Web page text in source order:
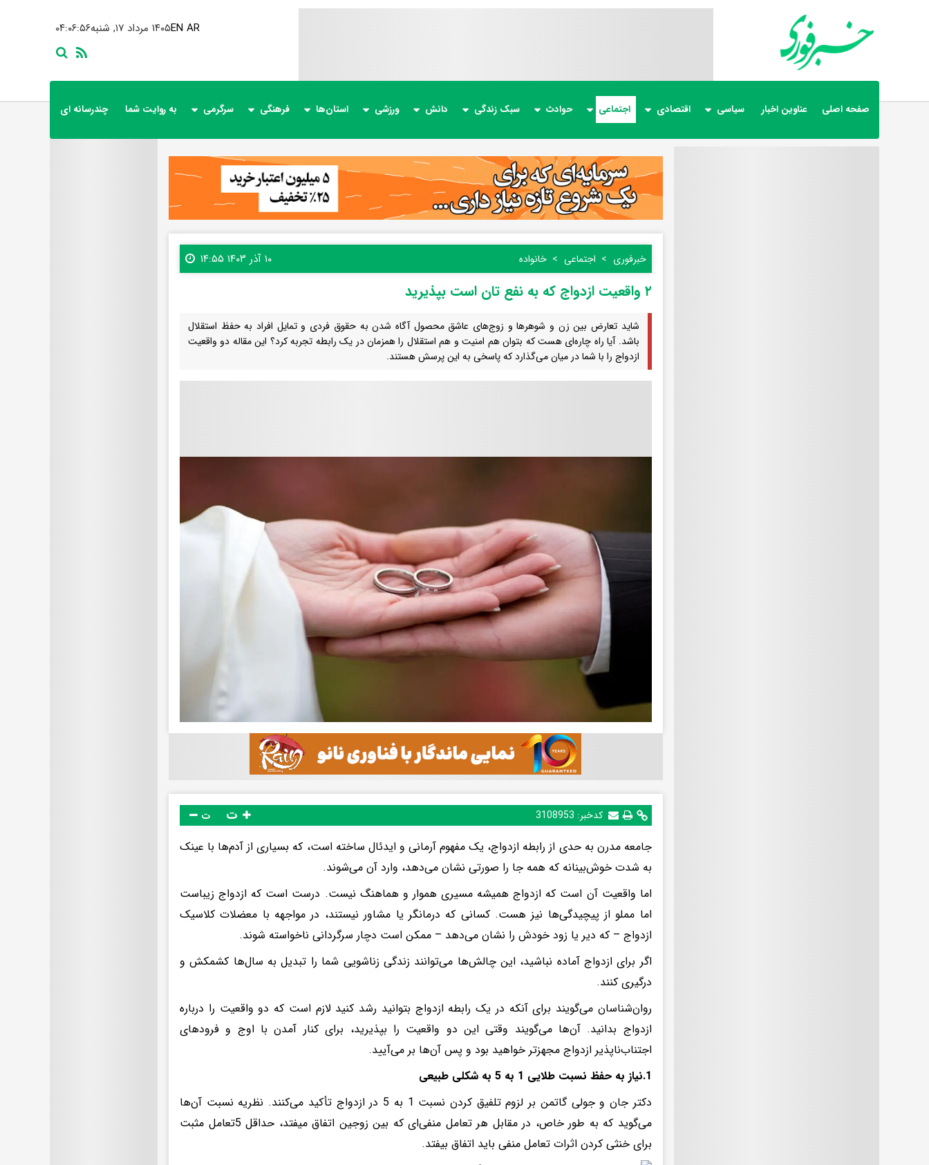
۰۴:۰۶:۵۷ ۱۴۰۵ مرداد ۱۷, شنبهEN AR
صفحه اصلی عناوین اخبار سیاسی اقتصادی اجتماعی حوادث سبک زندگی دانش ورزشی استان‌ها فرهنگی سرگرمی به روایت شما چندرسانه ای
خبرفوری اجتماعی خانواده ۱۰ آذر ۱۴۰۳ ۱۴:۵۵
۲ واقعیت ازدواج که به نفع تان است بپذیرید
شاید تعارض بین زن و شوهرها و زوج‌های عاشق محصول آگاه شدن به حقوق فردی و تمایل افراد به حفظ استقلال
باشد. آیا راه چاره‌ای هست که بتوان هم امنیت و هم استقلال را همزمان در یک رابطه تجربه کرد؟ این مقاله دو واقعیت
ازدواج را با شما در میان می‌گذارد که پاسخی به این پرسش هستند.
کدخبر: 3108953 ت
جامعه مدرن به حدی از رابطه ازدواج، یک مفهوم آرمانی و ایدئال ساخته است، که بسیاری از آدم‌ها با عینک
به شدت خوش‌بینانه که همه جا را صورتی نشان می‌دهد، وارد آن می‌شوند.
اما واقعیت آن است که ازدواج همیشه مسیری هموار و هماهنگ نیست. درست است که ازدواج زیباست
اما مملو از پیچیدگی‌ها نیز هست. کسانی که درمانگر یا مشاور نیستند، در مواجهه با معضلات کلاسیک
ازدواج – که دیر یا زود خودش را نشان می‌دهد – ممکن است دچار سرگردانی ناخواسته شوند.
اگر برای ازدواج آماده نباشید، این چالش‌ها می‌توانند زندگی زناشویی شما را تبدیل به سال‌ها کشمکش و
درگیری کنند.
روان‌شناسان می‌گویند برای آنکه در یک رابطه ازدواج بتوانید رشد کنید لازم است که دو واقعیت را درباره
ازدواج بدانید. آن‌ها می‌گویند وقتی این دو واقعیت را بپذیرید، برای کنار آمدن با اوج و فرودهای
اجتناب‌ناپذیر ازدواج مجهز‌تر خواهید بود و پس آن‌ها بر می‌آیید.
1.نیاز به حفظ نسبت طلایی 1 به 5 به شکلی طبیعی
دکتر جان و جولی گاتمن بر لزوم تلفیق کردن نسبت 1 به 5 در ازدواج تأکید می‌کنند. نظریه نسبت آن‌ها
می‌گوید که به طور خاص، در مقابل هر تعامل منفی‌ای که بین زوجین اتفاق میفتد، حداقل 5تعامل مثبت
برای خنثی کردن اثرات تعامل منفی باید اتفاق بیفتد.